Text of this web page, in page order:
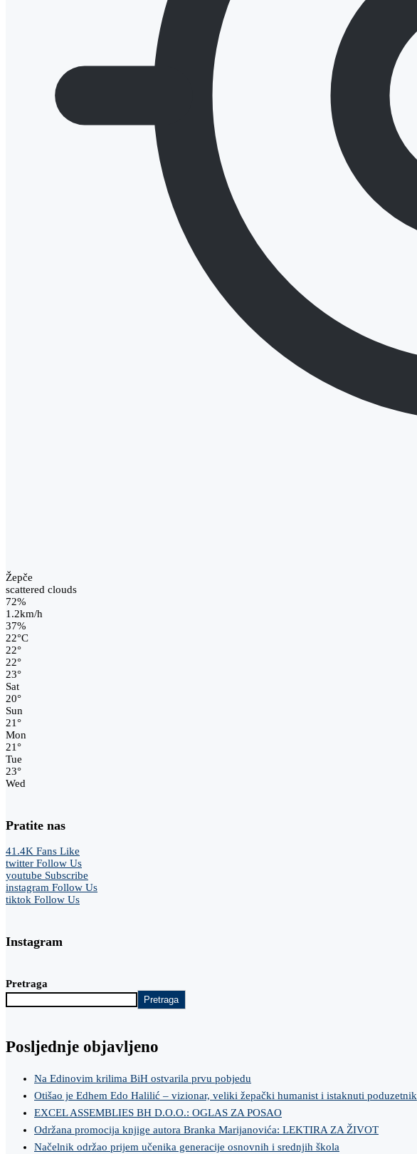
Žepče
scattered clouds
72%
1.2km/h
37%
22°C
22°
22°
23°
Sat
20°
Sun
21°
Mon
21°
Tue
23°
Wed
Pratite nas
41.4K Fans Like
twitter Follow Us
youtube Subscribe
instagram Follow Us
tiktok Follow Us
Instagram
Pretraga
Pretraga
Posljednje objavljeno
Na Edinovim krilima BiH ostvarila prvu pobjedu
Otišao je Edhem Edo Halilić – vizionar, veliki žepački humanist i istaknuti poduzetnik
EXCEL ASSEMBLIES BH D.O.O.: OGLAS ZA POSAO
Održana promocija knjige autora Branka Marijanovića: LEKTIRA ZA ŽIVOT
Načelnik održao prijem učenika generacije osnovnih i srednjih škola